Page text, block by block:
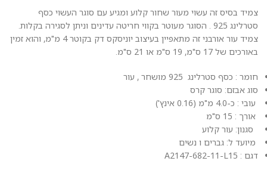
צמיד בסיס זה עשוי מעור שחור קלוע ומגיע עם סוגר העשוי כסף
סטרלינג 925 . הסוגר מעוטר בקווי חריטה עדינים וניתן לסגירה בקלות.
צמיד עור אורבני זה מתאפיין בעיצוב יוניסקס דק בקוטר 4 מ"מ, והוא זמין
באורכים של 17 ס"מ, 19 ס"מ או 21 ס"מ.
חומר : כסף סטרלינג 925 מושחר , עור
סוג אבזם: סוגר קרס
עובי : כ-4.0 מ"מ (0.16 אינץ')
אורך : 15 ס"מ
סגנון: עור קלוע
מיועד ל: גברים ו נשים
דגם : A2147-682-11-L15